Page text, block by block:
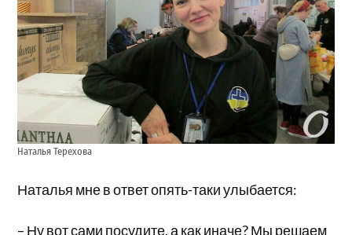
Наталья Терехова
Наталья мне в ответ опять-таки улыбается:
– Ну вот сами посудите, а как иначе? Мы решаем